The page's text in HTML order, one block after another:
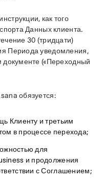
как того
Данных клиента.
30 (тридцати)
Периода уведомления,
документе («Переходный
обязуется:
Клиенту и третьим
в процессе перехода;
для
и продолжения
с Соглашением;